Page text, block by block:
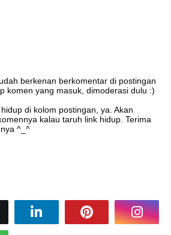
berkenan berkomentar di postingan
komen yang masuk, dimoderasi dulu :)
di kolom postingan, ya. Akan
kalau taruh link hidup. Terima
^_^